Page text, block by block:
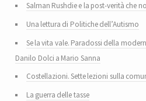
Salman Rushdie e la post-verità che
Una lettura di Politiche dell’Autismo
Se la vita vale. Paradossi della
Danilo Dolci a Mario Sanna
Costellazioni. Sette lezioni sulla
La guerra delle tasse